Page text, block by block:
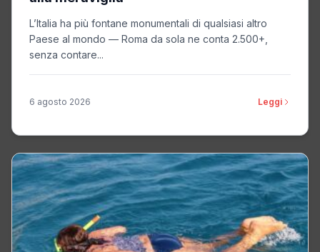
L’Italia ha più fontane monumentali di qualsiasi altro
Paese al mondo — Roma da sola ne conta 2.500+,
senza contare...
6 agosto 2026 Leggi